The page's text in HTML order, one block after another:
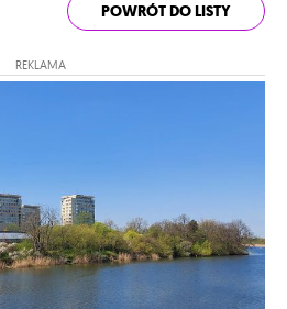
POWRÓT DO LISTY
REKLAMA